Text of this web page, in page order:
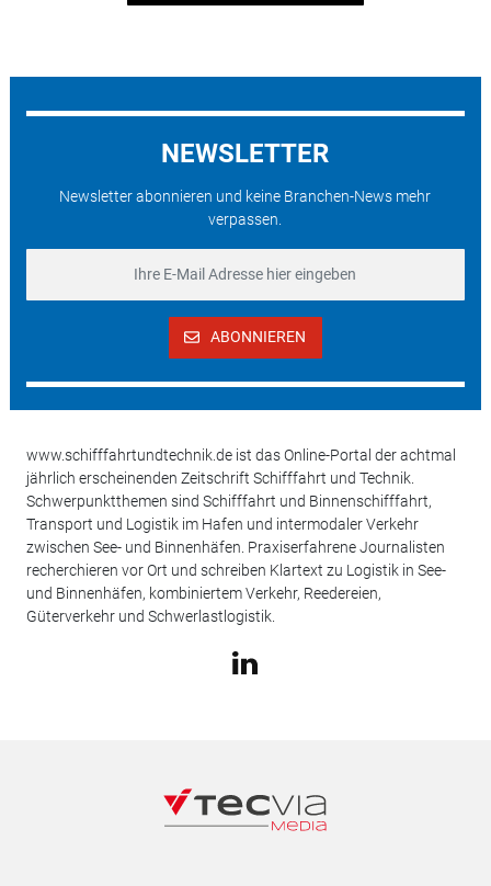
NEWSLETTER
Newsletter abonnieren und keine Branchen-News mehr
verpassen.
ABONNIEREN
www.schifffahrtundtechnik.de ist das Online-Portal der achtmal
jährlich erscheinenden Zeitschrift Schifffahrt und Technik.
Schwerpunktthemen sind Schifffahrt und Binnenschifffahrt,
Transport und Logistik im Hafen und intermodaler Verkehr
zwischen See- und Binnenhäfen. Praxiserfahrene Journalisten
recherchieren vor Ort und schreiben Klartext zu Logistik in See-
und Binnenhäfen, kombiniertem Verkehr, Reedereien,
Güterverkehr und Schwerlastlogistik.